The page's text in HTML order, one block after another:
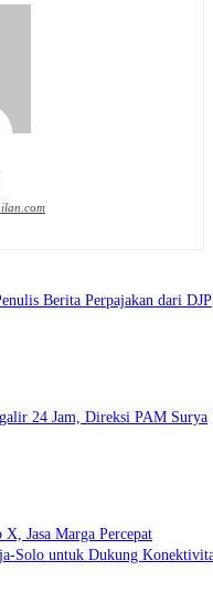
Berita Perpajakan dari DJP
24 Jam, Direksi PAM Surya
Jasa Marga Percepat
Solo untuk Dukung